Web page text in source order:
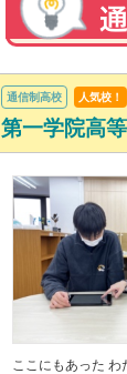
通信制高校 人気校！
第一学院高
ここにもあった わ